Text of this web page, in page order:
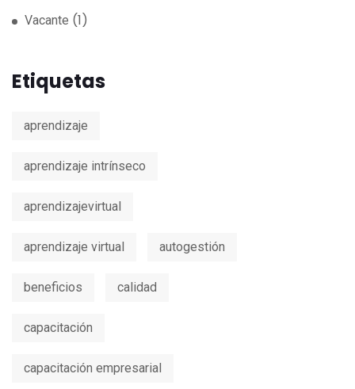
Vacante (1)
Etiquetas
aprendizaje
aprendizaje intrínseco
aprendizajevirtual
aprendizaje virtual autogestión
beneficios calidad
capacitación
capacitación empresarial